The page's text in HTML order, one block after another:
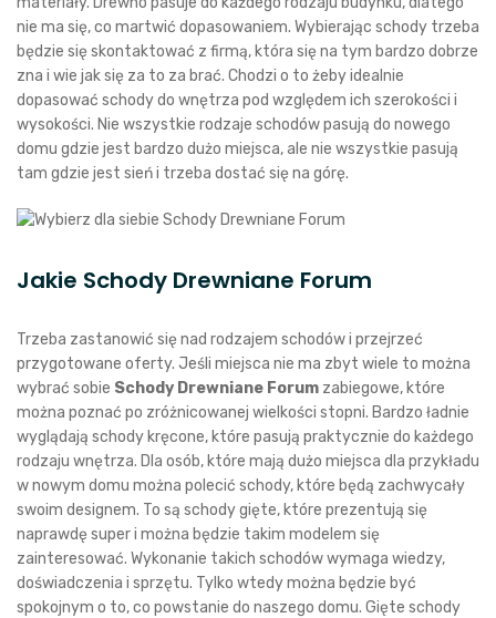
nie ma się, co martwić dopasowaniem. Wybierając schody trzeba
będzie się skontaktować z firmą, która się na tym bardzo dobrze
zna i wie jak się za to za brać. Chodzi o to żeby idealnie
dopasować schody do wnętrza pod względem ich szerokości i
wysokości. Nie wszystkie rodzaje schodów pasują do nowego
domu gdzie jest bardzo dużo miejsca, ale nie wszystkie pasują
tam gdzie jest sień i trzeba dostać się na górę.
Jakie Schody Drewniane Forum
Trzeba zastanowić się nad rodzajem schodów i przejrzeć
przygotowane oferty. Jeśli miejsca nie ma zbyt wiele to można
wybrać sobie Schody Drewniane Forum zabiegowe, które
można poznać po zróżnicowanej wielkości stopni. Bardzo ładnie
wyglądają schody kręcone, które pasują praktycznie do każdego
rodzaju wnętrza. Dla osób, które mają dużo miejsca dla przykładu
w nowym domu można polecić schody, które będą zachwycały
swoim designem. To są schody gięte, które prezentują się
naprawdę super i można będzie takim modelem się
zainteresować. Wykonanie takich schodów wymaga wiedzy,
doświadczenia i sprzętu. Tylko wtedy można będzie być
spokojnym o to, co powstanie do naszego domu. Gięte schody